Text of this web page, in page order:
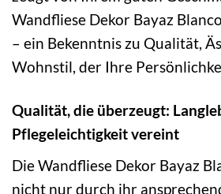
Wandfliese Dekor Bayaz
– ein Bekenntnis zu Qualität,
Wohnstil, der Ihre
Qualität, die überzeugt:
Pflegeleichtigkeit vereint
Die Wandfliese Dekor Bayaz
nicht nur durch ihr